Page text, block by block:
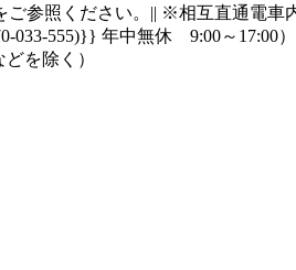
ご参照ください。|| ※相互直通電
033-555)}} 年中無休 9:00～17:00
を除く）